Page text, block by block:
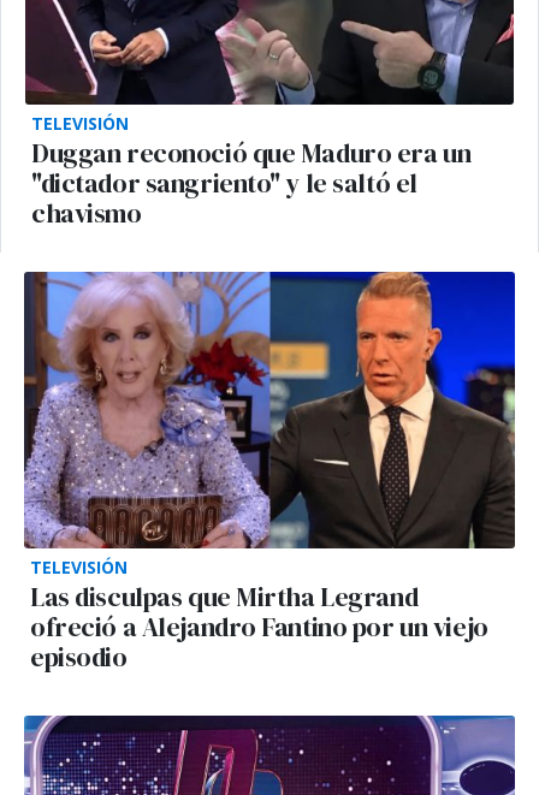
TELEVISIÓN
Duggan reconoció que Maduro era un
"dictador sangriento" y le saltó el
chavismo
TELEVISIÓN
Las disculpas que Mirtha Legrand
ofreció a Alejandro Fantino por un viejo
episodio